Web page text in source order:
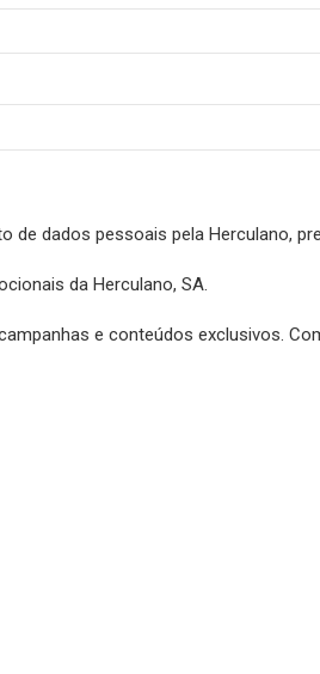
dados pessoais pela Herculano,
da Herculano, SA.
e conteúdos exclusivos.